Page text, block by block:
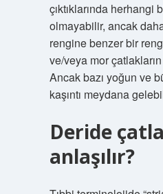
çıktıklarında herhangi
olmayabilir, ancak
rengine benzer bir
ve/veya mor
Ancak bazı yoğun ve
kaşıntı meydana
Deride
anlaşılır?